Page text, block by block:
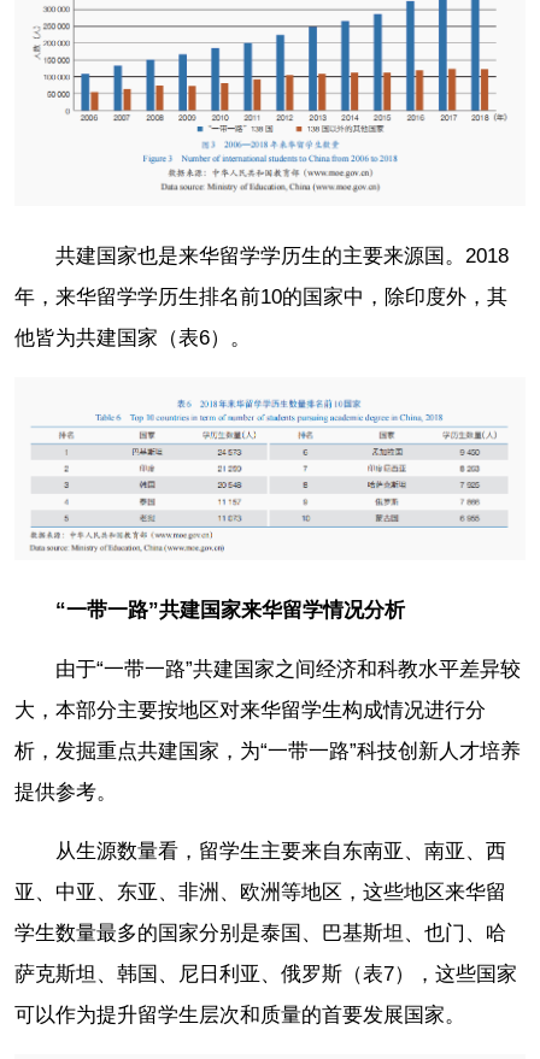
共建国家也是来华留学学历生的主要来源国。2018
年，来华留学学历生排名前10的国家中，除印度外，其
他皆为共建国家（表6）。
“一带一路”共建国家来华留学情况分析
由于“一带一路”共建国家之间经济和科教水平差异较
大，本部分主要按地区对来华留学生构成情况进行分
析，发掘重点共建国家，为“一带一路”科技创新人才培养
提供参考。
从生源数量看，留学生主要来自东南亚、南亚、西
亚、中亚、东亚、非洲、欧洲等地区，这些地区来华留
学生数量最多的国家分别是泰国、巴基斯坦、也门、哈
萨克斯坦、韩国、尼日利亚、俄罗斯（表7），这些国家
可以作为提升留学生层次和质量的首要发展国家。